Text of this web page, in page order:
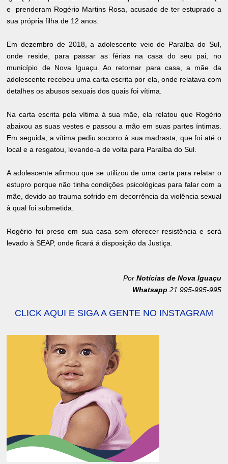
e prenderam Rogério Martins Rosa, acusado de ter estuprado a
sua própria filha de 12 anos.
Em dezembro de 2018, a adolescente veio de Paraíba do Sul,
onde reside, para passar as férias na casa do seu pai, no
município de Nova Iguaçu. Ao retornar para casa, a mãe da
adolescente recebeu uma carta escrita por ela, onde relatava com
detalhes os abusos sexuais dos quais foi vítima.
Na carta escrita pela vítima à sua mãe, ela relatou que Rogério
abaixou as suas vestes e passou a mão em suas partes íntimas.
Em seguida, a vítima pediu socorro à sua madrasta, que foi até o
local e a resgatou, levando-a de volta para Paraíba do Sul.
A adolescente afirmou que se utilizou de uma carta para relatar o
estupro porque não tinha condições psicológicas para falar com a
mãe, devido ao trauma sofrido em decorrência da violência sexual
à qual foi submetida.
Rogério foi preso em sua casa sem oferecer resistência e será
levado à SEAP, onde ficará á disposição da Justiça.
Por Notícias de Nova Iguaçu
Whatsapp 21 995-995-995
CLICK AQUI E SIGA A GENTE NO INSTAGRAM